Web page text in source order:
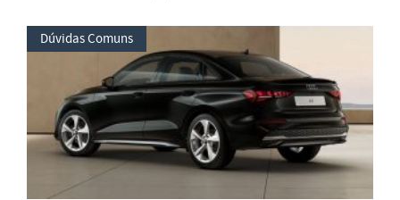
Dúvidas Comuns